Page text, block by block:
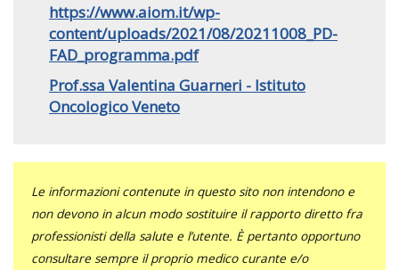
https://www.aiom.it/wp-
content/uploads/2021/08/20211008_PD-
FAD_programma.pdf
Prof.ssa Valentina Guarneri - Istituto
Oncologico Veneto
Le informazioni contenute in questo sito non intendono e
non devono in alcun modo sostituire il rapporto diretto fra
professionisti della salute e l’utente. È pertanto opportuno
consultare sempre il proprio medico curante e/o